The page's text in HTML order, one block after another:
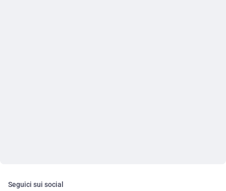
Seguici sui social